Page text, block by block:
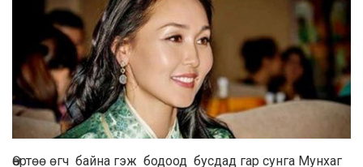
Өөртөө өгч байна гэж бодоод бусдад гар сунга Мунхаг